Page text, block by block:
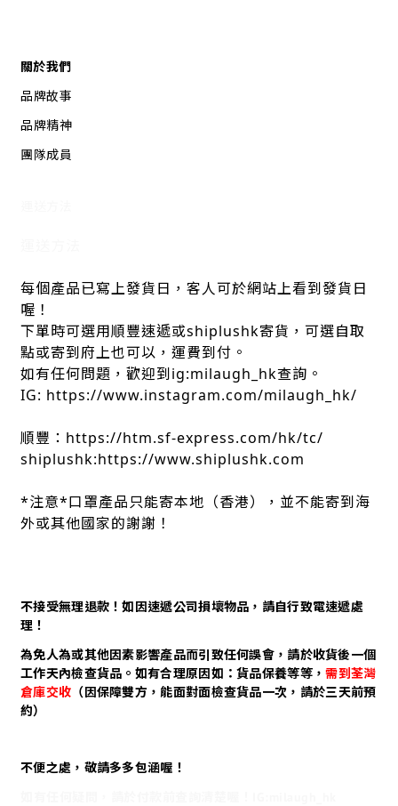
關於我們
品牌故事
品牌精神
團隊成員
每個產品已寫上發貨日，客人可於網站上看到發貨日
喔！
下單時可選用順豐速遞或shiplushk寄貨，可選自取
點或寄到府上也可以，運費到付。
如有任何問題，歡迎到ig:milaugh_hk查詢。
IG: https://www.instagram.com/milaugh_hk/
順豐：https://htm.sf-express.com/hk/tc/
shiplushk:https://www.shiplushk.com
*注意*口罩產品只能寄本地（香港），並不能寄到海
外或其他國家的謝謝！
不接受無理退款！如因速遞公司損壞物品，請自行致電速遞處
理！
為免人為或其他因素影響產品而引致任何誤會，請於收貨後一個
工作天內檢查貨品。如有合理原因如：貨品保養等等，需到荃灣
倉庫交收 （因保障雙方，能面對面檢查貨品一次，請於三天前預
約）
不便之處，敬請多多包涵喔！